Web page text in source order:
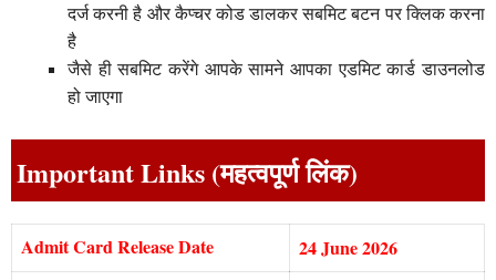
दर्ज करनी है और कैप्चर कोड डालकर सबमिट बटन पर क्लिक करना
है
जैसे ही सबमिट करेंगे आपके सामने आपका एडमिट कार्ड डाउनलोड
हो जाएगा
Important Links (महत्वपूर्ण लिंक)
Admit Card Release Date
24 June 2026